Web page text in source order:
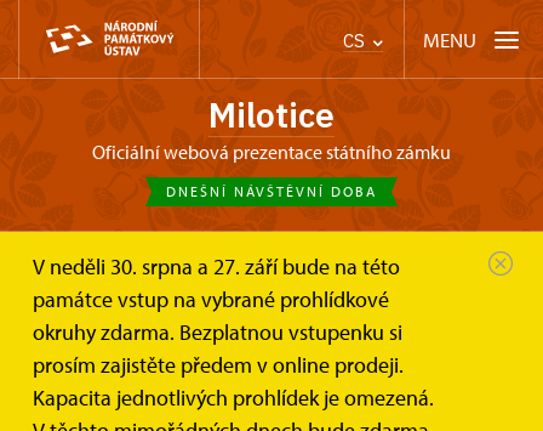
CS MENU
Milotice
oficiální webová prezentace státního zámku
DNEŠNÍ NÁVŠTĚVNÍ DOBA
V neděli 30. srpna a 27. září bude na této
památce vstup na vybrané prohlídkové
okruhy zdarma. Bezplatnou vstupenku si
prosím zajistěte předem v online prodeji.
Kapacita jednotlivých prohlídek je omezená.
Zámek Milotice Zprávy
Novinky